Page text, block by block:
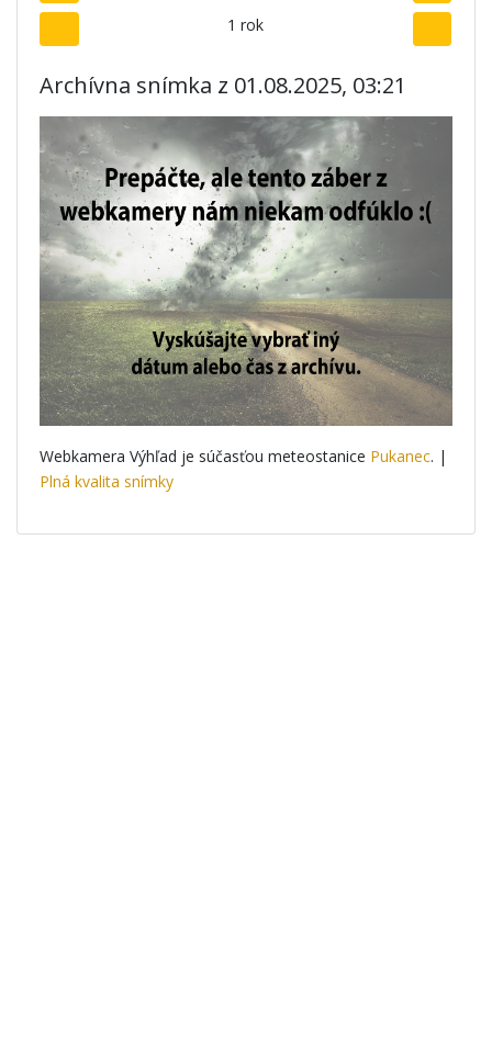
1 rok
Archívna snímka z 01.08.2025, 03:21
Webkamera Výhľad je súčasťou meteostanice Pukanec. |
Plná kvalita snímky